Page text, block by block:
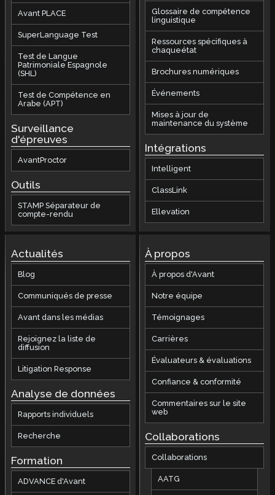
Avant PLACE
SuperLanguage Test
Test de Langue
Patrimoniale Espagnole
(SHL)
Test de Compétence en
Arabe (APT)
Surveillance
d'épreuves
AvantProctor
Outils
STAMP Séparateur de
compte-rendu
Glossaire de compétence
linguistique
Ressources spécifiques à
chaqueétat
Brochures numériques
Événements
Mises à jour de
maintenance du système
Intégrations
Intelligent
ClassLink
Ellevation
Actualités
Blog
Communiqués de presse
Avant dans les médias
Rejoignez la liste de
diffusion
Litigation Response
Analyse de données
Rapports individuels
Recherche
Formation
ADVANCE d'Avant
À propos
À propos d'Avant
Notre équipe
Témoignages
Carrières
Évaluateurs & évaluations
Confiance & conformité
Commentaires sur le site
web
Collaborations
Collaborations
AATG